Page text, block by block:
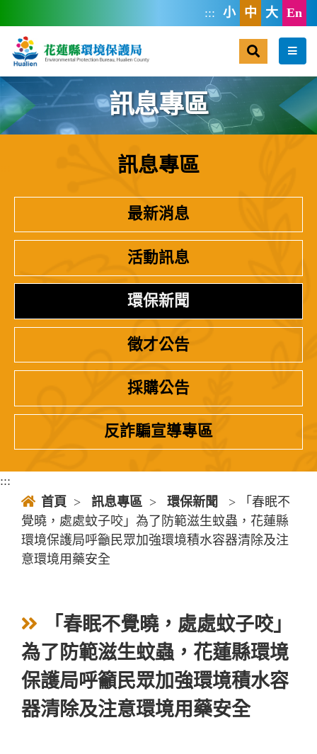
::: 小 中 大 En
選單
訊息專區
訊息專區
最新消息
活動訊息
環保新聞
徵才公告
採購公告
反詐騙宣導專區
:::
首頁 > 訊息專區 > 環保新聞
> 「春眠不
覺曉，處處蚊子咬」為了防範滋生蚊蟲，花蓮縣
環境保護局呼籲民眾加強環境積水容器清除及注
意環境用藥安全
「春眠不覺曉，處處蚊子咬」
為了防範滋生蚊蟲，花蓮縣環境
保護局呼籲民眾加強環境積水容
器清除及注意環境用藥安全